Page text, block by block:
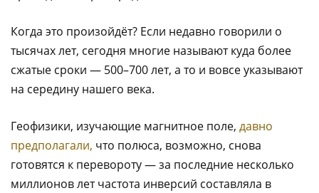
Когда это произойдёт? Если недавно говорили о
тысячах лет, сегодня многие называют куда более
сжатые сроки — 500–700 лет, а то и вовсе указывают
на середину нашего века.
Геофизики, изучающие магнитное поле, давно
предполагали, что полюса, возможно, снова
готовятся к перевороту — за последние несколько
миллионов лет частота инверсий составляла в